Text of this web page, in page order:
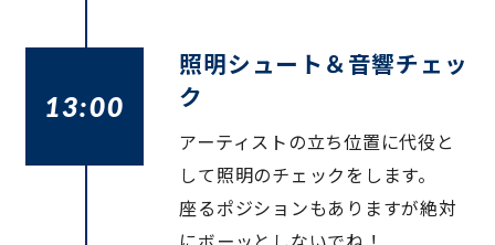
13:00
照明シュート＆音響チェッ
ク
アーティストの立ち位置に代役と
して照明のチェックをします。
座るポジションもありますが絶対